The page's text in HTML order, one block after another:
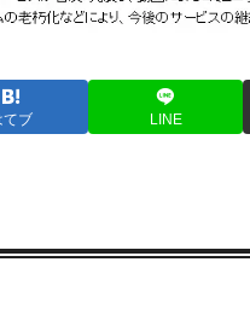
てブ LINE